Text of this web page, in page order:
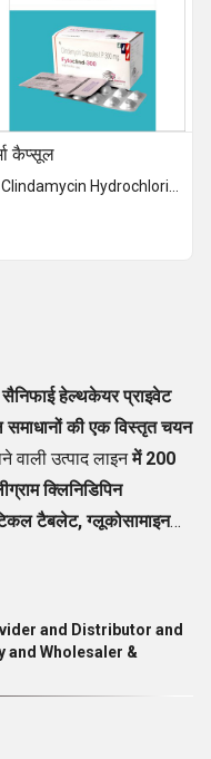
कैप्सूल
सैनिफाई हेल्थकेयर प्राइवेट
समाधानों की एक विस्तृत चयन
वाली उत्पाद लाइनमें 200
क्लिनिडिपिन
टैबलेट, ग्लूकोसामाइन
और कई उच्च गुणवत्ता वाले
कंपनी का नाम सैनिटाइज़ के
और परिसंपत्तियों का लाभ
प्रभावी हैं।
and Distributor and
and Wholesaler &